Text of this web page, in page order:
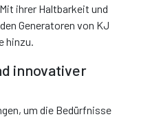
ihrer Haltbarkeit und
Generatoren von KJ
hinzu.
innovativer
um die Bedürfnisse